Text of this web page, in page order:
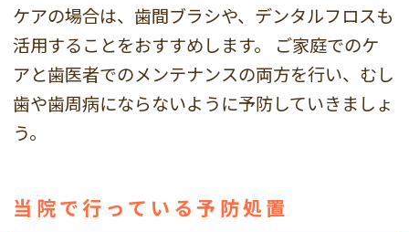
ケアの場合は、歯間ブラシや、デンタルフロスも
活用することをおすすめします。
ご家庭でのケ
アと歯医者でのメンテナンスの両方を行い、むし
歯や歯周病にならないように予防していきましょ
う。
当院で行っている予防処置